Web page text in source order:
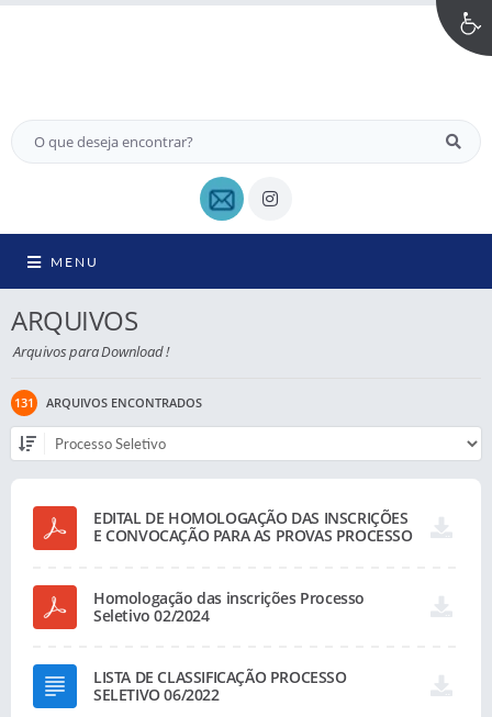
MENU
ARQUIVOS
Arquivos para Download !
131 ARQUIVOS ENCONTRADOS
EDITAL DE HOMOLOGAÇÃO DAS INSCRIÇÕES
E CONVOCAÇÃO PARA AS PROVAS PROCESSO
Homologação das inscrições Processo
Seletivo 02/2024
LISTA DE CLASSIFICAÇÃO PROCESSO
SELETIVO 06/2022